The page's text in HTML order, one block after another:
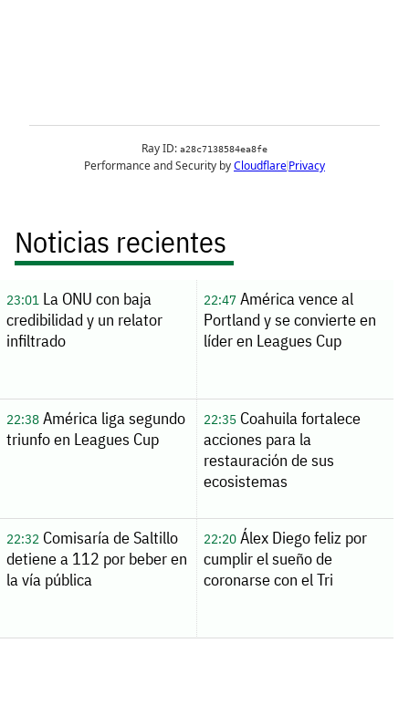
Noticias recientes
23:01La ONU con baja
credibilidad y un relator
infiltrado
22:47América vence al
Portland y se convierte en
líder en Leagues Cup
22:38América liga segundo
triunfo en Leagues Cup
22:35Coahuila fortalece
acciones para la
restauración de sus
ecosistemas
22:32Comisaría de Saltillo
detiene a 112 por beber en
la vía pública
22:20Álex Diego feliz por
cumplir el sueño de
coronarse con el Tri